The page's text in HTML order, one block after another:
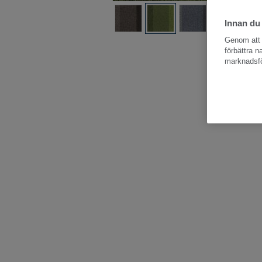
Hela
Innan
Genom
förbättra